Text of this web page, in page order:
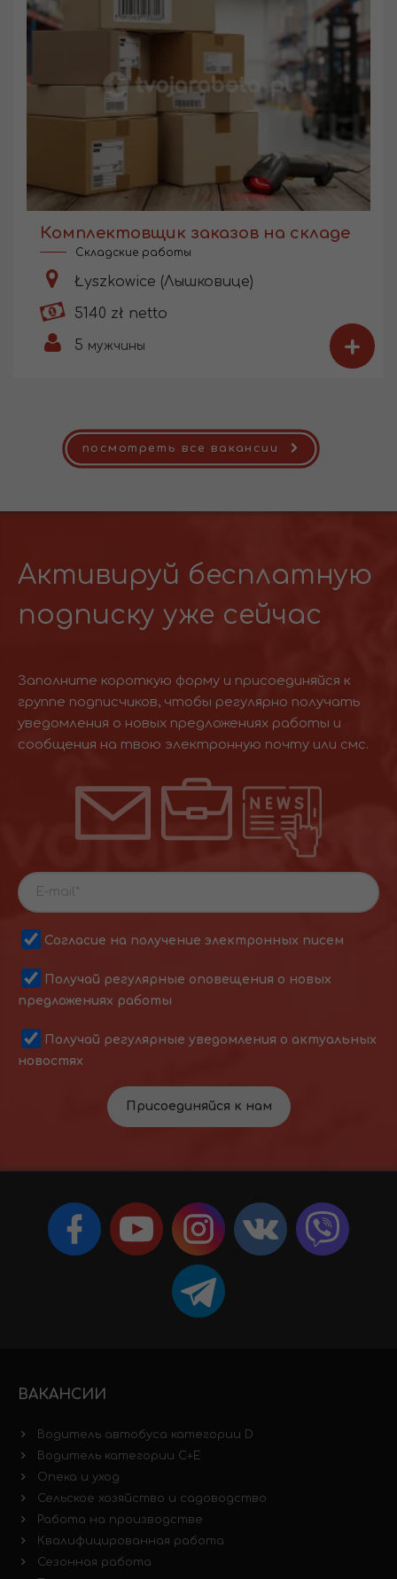
Комплектовщик заказов на складе
Складские работы
Łyszkowice (Лышковице)
5140 zł netto
5 мужчины +
посмотреть все вакансии
Активируй бесплатную
подписку уже сейчас
Заполните короткую форму и присоединяйся к
группе подписчиков, чтобы регулярно получать
уведомления о новых предложениях работы и
сообщения на твою электронную почту или смс.
Согласие на получение электронных писем
Получай регулярные оповещения о новых
предложениях работы
Получай регулярные уведомления о актуальных
новостях
Присоединяйся к нам
ВАКАНСИИ
Водитель автобуса категории D
Водитель категории C+E
Опека и уход
Сельское хозяйство и садоводство
Работа на производстве
Квалифицированная работа
Сезонная работа